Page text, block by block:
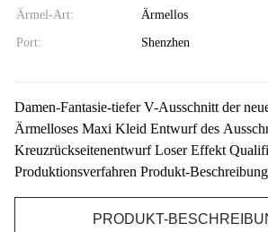
Ärmel-Art: Ärmellos
Port: Shenzhen
Damen-Fantasie-tiefer V-Ausschnitt der
Ärmelloses Maxi Kleid Entwurf des
Kreuzrückseitenentwurf Loser Effekt
Produktionsverfahren Produkt-
PRODUKT-